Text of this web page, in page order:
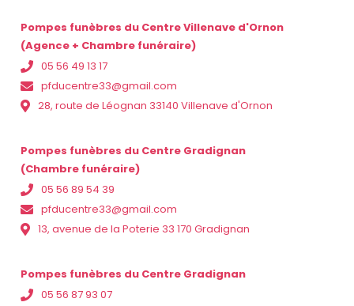
Pompes funèbres du Centre Villenave d'Ornon
(Agence + Chambre funéraire)
05 56 49 13 17
pfducentre33@gmail.com
28, route de Léognan 33140 Villenave d'Ornon
Pompes funèbres du Centre Gradignan
(Chambre funéraire)
05 56 89 54 39
pfducentre33@gmail.com
13, avenue de la Poterie 33 170 Gradignan
Pompes funèbres du Centre Gradignan
05 56 87 93 07